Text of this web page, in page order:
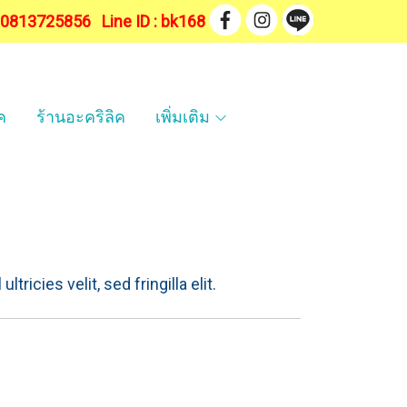
Line ID : bk168
ร้านอะคริลิค เพิ่มเติม
velit, sed fringilla elit.